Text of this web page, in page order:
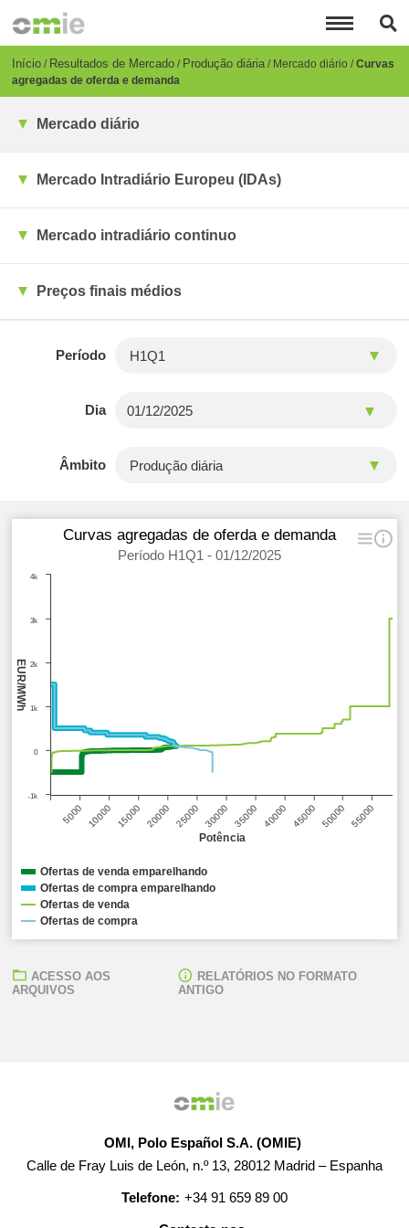
para
conteúdo
Breadcrumb
Início Resultados de Mercado Produção diária Mercado diário Curvas
agregadas de oferda e demanda
Mercado diário
Mercado Intradiário Europeu (IDAs)
Mercado intradiário continuo
Preços finais médios
Período
Dia
Âmbito
Potência
EUR/MWh
Curvas agregadas de oferda e demanda
Período H1Q1 - 01/12/2025
5000 10000 15000 20000 25000 30000 35000 40000 45000 50000 55000
-1k
0
1k
2k
3k
4k
Ofertas de venda emparelhando
Ofertas de compra emparelhando
Ofertas de venda
Ofertas de compra
ACESSO AOS
ARQUIVOS
RELATÓRIOS NO FORMATO
ANTIGO
OMI, Polo Español S.A. (OMIE)
Calle de Fray Luis de León, n.º 13, 28012 Madrid – Espanha
Telefone: +34 91 659 89 00